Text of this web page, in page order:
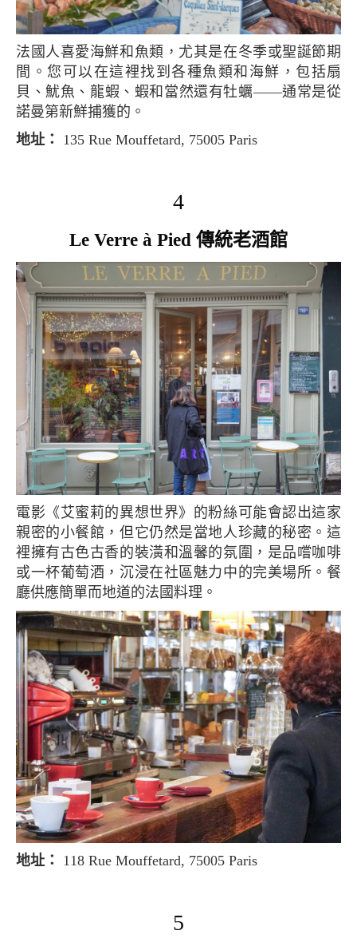
法國人喜愛海鮮和魚類，尤其是在冬季或聖誕節期
間。您可以在這裡找到各種魚類和海鮮，包括扇
貝、魷魚、龍蝦、蝦和當然還有牡蠣——通常是從
諾曼第新鮮捕獲的。
地址：
135 Rue Mouffetard, 75005 Paris
4
Le Verre à Pied 傳統老酒館
電影《艾蜜莉的異想世界》的粉絲可能會認出這家
親密的小餐館，但它仍然是當地人珍藏的秘密。這
裡擁有古色古香的裝潢和溫馨的氛圍，是品嚐咖啡
或一杯葡萄酒，沉浸在社區魅力中的完美場所。餐
廳供應簡單而地道的法國料理。
地址： 118 Rue Mouffetard, 75005 Paris
5